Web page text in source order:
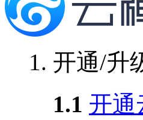
1. 开通/升
1.1 开通